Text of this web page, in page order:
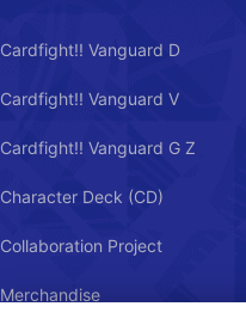
Cardfight!! Vanguard D
Cardfight!! Vanguard V
Cardfight!! Vanguard G Z
Character Deck (CD)
Collaboration Project
Merchandise